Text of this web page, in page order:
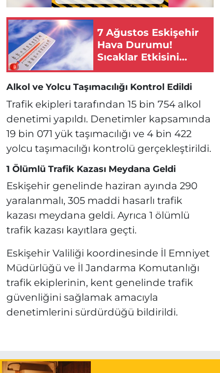
7 Ağustos Eskişehir
Hava Durumu!
Sıcaklar Etkisini
Artırıyor
Alkol ve Yolcu Taşımacılığı Kontrol Edildi
Trafik ekipleri tarafından 15 bin 754 alkol
denetimi yapıldı. Denetimler kapsamında
19 bin 071 yük taşımacılığı ve 4 bin 422
yolcu taşımacılığı kontrolü gerçekleştirildi.
1 Ölümlü Trafik Kazası Meydana Geldi
Eskişehir genelinde haziran ayında 290
yaralanmalı, 305 maddi hasarlı trafik
kazası meydana geldi. Ayrıca 1 ölümlü
trafik kazası kayıtlara geçti.
Eskişehir Valiliği koordinesinde İl Emniyet
Müdürlüğü ve İl Jandarma Komutanlığı
trafik ekiplerinin, kent genelinde trafik
güvenliğini sağlamak amacıyla
denetimlerini sürdürdüğü bildirildi.